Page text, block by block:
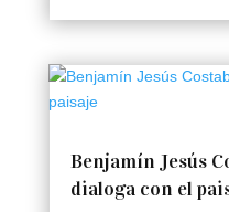
Benjamín Jesús
dialoga con el